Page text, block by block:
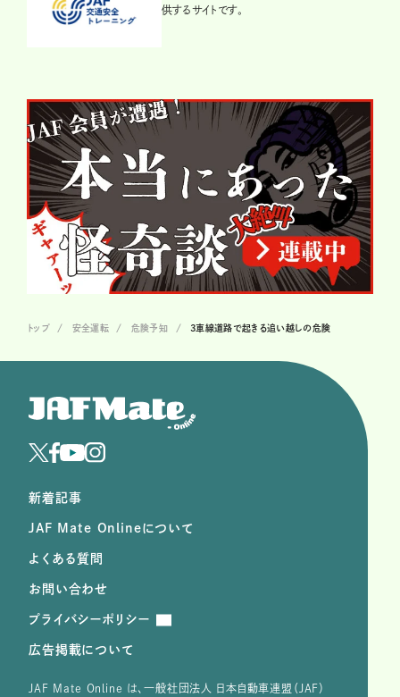
供するサイトです。
トップ 安全運転 危険予知 3車線道路で起きる追い越しの危険
新着記事
JAF Mate Onlineについて
よくある質問
お問い合わせ
プライバシーポリシー
広告掲載について
JAF Mate Online は、⼀般社団法⼈ ⽇本⾃動⾞連盟（JAF）